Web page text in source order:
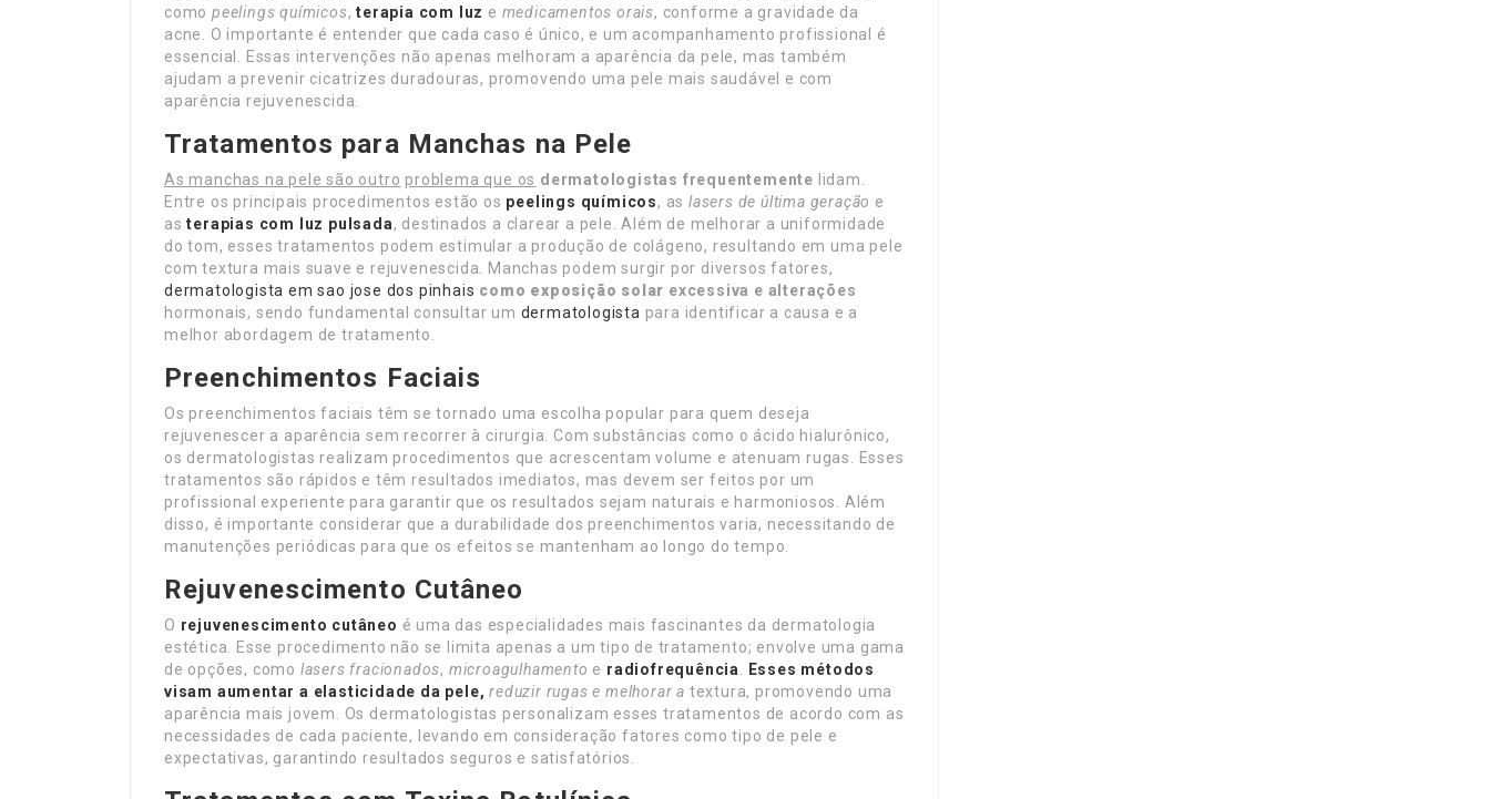
como peelings químicos,terapia com luz e medicamentos orais, conforme a gravidade da
acne. O importante é entender que cada caso é único, e um acompanhamento profissional é
essencial. Essas intervenções não apenas melhoram a aparência da pele, mas também
ajudam a prevenir cicatrizes duradouras, promovendo uma pele mais saudável e com
aparência rejuvenescida.
Tratamentos para Manchas na Pele
As manchas na pele são outro problema que os dermatologistas frequentemente lidam.
Entre os principais procedimentos estão os peelings químicos, aslasers de última geração e
asterapias com luz pulsada, destinados a clarear a pele. Além de melhorar a uniformidade
do tom, esses tratamentos podem estimular a produção de colágeno, resultando em uma pele
com textura mais suave e rejuvenescida. Manchas podem surgir por diversos fatores,
dermatologista em sao jose dos pinhais como exposição solar excessiva e alterações
hormonais, sendo fundamental consultar um dermatologista para identificar a causa e a
melhor abordagem de tratamento.
Preenchimentos Faciais
Os preenchimentos faciais têm se tornado uma escolha popular para quem deseja
rejuvenescer a aparência sem recorrer à cirurgia. Com substâncias como o ácido hialurônico,
os dermatologistas realizam procedimentos que acrescentam volume e atenuam rugas. Esses
tratamentos são rápidos e têm resultados imediatos, mas devem ser feitos por um
profissional experiente para garantir que os resultados sejam naturais e harmoniosos. Além
disso, é importante considerar que a durabilidade dos preenchimentos varia, necessitando de
manutenções periódicas para que os efeitos se mantenham ao longo do tempo.
Rejuvenescimento Cutâneo
O rejuvenescimento cutâneo é uma das especialidades mais fascinantes da dermatologia
estética. Esse procedimento não se limita apenas a um tipo de tratamento; envolve uma gama
de opções, como lasers fracionados, microagulhamento e radiofrequência
Esses métodos
visam aumentar a elasticidade da pele, reduzir rugas e melhorar a textura, promovendo uma
aparência mais jovem. Os dermatologistas personalizam esses tratamentos de acordo com as
necessidades de cada paciente, levando em consideração fatores como tipo de pele e
expectativas, garantindo resultados seguros e satisfatórios.